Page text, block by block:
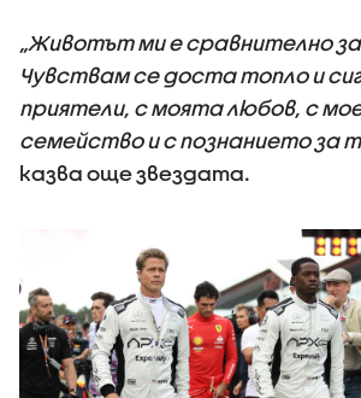
„Животът ми е сравнително
Чувствам се доста топло и
приятели, с моята любов, с
семейство и с познанието за
казва още звездата.